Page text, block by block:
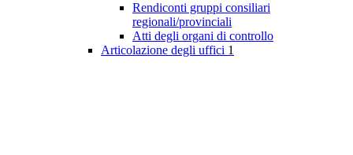
Rendiconti gruppi consiliari
regionali/provinciali
Atti degli organi di controllo
Articolazione degli uffici 1